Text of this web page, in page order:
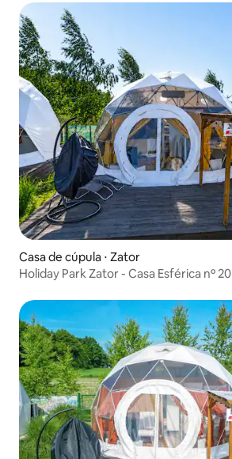
Casa de cúpula ⋅ Zator
Holiday Park Zator - Casa Esférica nº 20